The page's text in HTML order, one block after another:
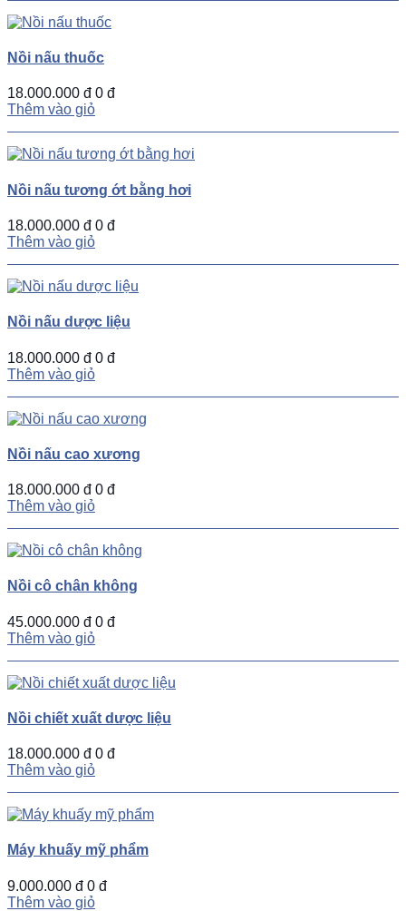
Nồi nấu thuốc
18.000.000 đ 0 đ
Thêm vào giỏ
Nồi nấu tương ớt bằng hơi
18.000.000 đ 0 đ
Thêm vào giỏ
Nồi nấu dược liệu
18.000.000 đ 0 đ
Thêm vào giỏ
Nồi nấu cao xương
18.000.000 đ 0 đ
Thêm vào giỏ
Nồi cô chân không
45.000.000 đ 0 đ
Thêm vào giỏ
Nồi chiết xuất dược liệu
18.000.000 đ 0 đ
Thêm vào giỏ
Máy khuấy mỹ phẩm
9.000.000 đ 0 đ
Thêm vào giỏ